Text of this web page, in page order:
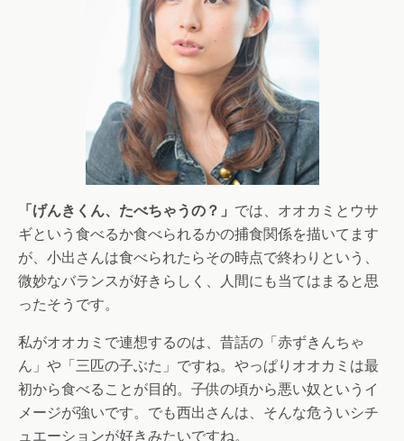
「げんきくん、たべちゃうの？」 では、オオカミとウサ
ギという食べるか食べられるかの捕食関係を描いてます
が、小出さんは食べられたらその時点で終わりという、
微妙なバランスが好きらしく、人間にも当てはまると思
ったそうです。
私がオオカミで連想するのは、昔話の「赤ずきんちゃ
ん」や「三匹の子ぶた」ですね。やっぱりオオカミは最
初から食べることが目的。子供の頃から悪い奴というイ
メージが強いです。でも西出さんは、そんな危ういシチ
ュエーションが好きみたいですね。